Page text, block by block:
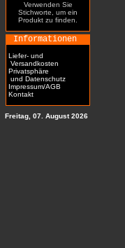
Verwenden Sie
Stichworte, um ein
Produkt zu finden.
Informationen
Liefer- und
Versandkosten
Privatsphäre
und Datenschutz
Impressum/AGB
Kontakt
Freitag, 07. August 2026